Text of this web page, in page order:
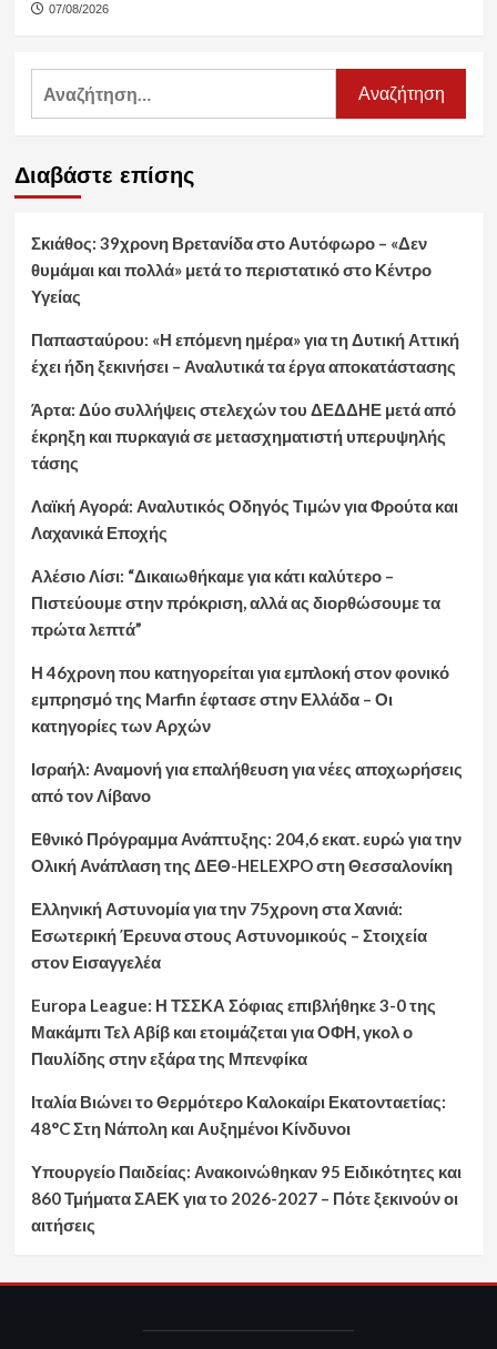
07/08/2026
Διαβάστε επίσης
Σκιάθος: 39χρονη Βρετανίδα στο Αυτόφωρο – «Δεν
θυμάμαι και πολλά» μετά το περιστατικό στο Κέντρο
Υγείας
Παπασταύρου: «Η επόμενη ημέρα» για τη Δυτική Αττική
έχει ήδη ξεκινήσει – Αναλυτικά τα έργα αποκατάστασης
Άρτα: Δύο συλλήψεις στελεχών του ΔΕΔΔΗΕ μετά από
έκρηξη και πυρκαγιά σε μετασχηματιστή υπερυψηλής
τάσης
Λαϊκή Αγορά: Αναλυτικός Οδηγός Τιμών για Φρούτα και
Λαχανικά Εποχής
Αλέσιο Λίσι: “Δικαιωθήκαμε για κάτι καλύτερο –
Πιστεύουμε στην πρόκριση, αλλά ας διορθώσουμε τα
πρώτα λεπτά”
Η 46χρονη που κατηγορείται για εμπλοκή στον φονικό
εμπρησμό της Marfin έφτασε στην Ελλάδα – Οι
κατηγορίες των Αρχών
Ισραήλ: Αναμονή για επαλήθευση για νέες αποχωρήσεις
από τον Λίβανο
Εθνικό Πρόγραμμα Ανάπτυξης: 204,6 εκατ. ευρώ για την
Ολική Ανάπλαση της ΔΕΘ-HELEXPO στη Θεσσαλονίκη
Ελληνική Αστυνομία για την 75χρονη στα Χανιά:
Εσωτερική Έρευνα στους Αστυνομικούς – Στοιχεία
στον Εισαγγελέα
Europa League: Η ΤΣΣΚΑ Σόφιας επιβλήθηκε 3-0 της
Μακάμπι Τελ Αβίβ και ετοιμάζεται για ΟΦΗ, γκολ ο
Παυλίδης στην εξάρα της Μπενφίκα
Ιταλία Βιώνει το Θερμότερο Καλοκαίρι Εκατονταετίας:
48°C Στη Νάπολη και Αυξημένοι Κίνδυνοι
Υπουργείο Παιδείας: Ανακοινώθηκαν 95 Ειδικότητες και
860 Τμήματα ΣΑΕΚ για το 2026-2027 – Πότε ξεκινούν οι
αιτήσεις